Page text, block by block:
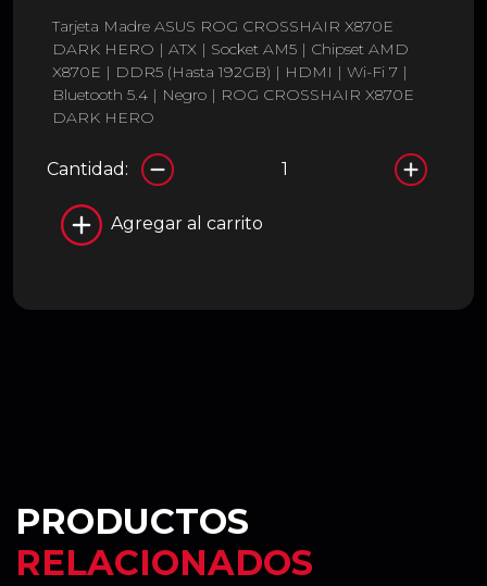
Tarjeta Madre ASUS ROG CROSSHAIR X870E
DARK HERO | ATX | Socket AM5 | Chipset AMD
X870E | DDR5 (Hasta 192GB) | HDMI | Wi-Fi 7 |
Bluetooth 5.4 | Negro | ROG CROSSHAIR X870E
DARK HERO
Cantidad:
Agregar al carrito
PRODUCTOS
RELACIONADOS